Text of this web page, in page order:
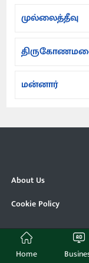
Home
முல்லைத்தீவு
மன்னார்
About Us
Cookie Policy
©